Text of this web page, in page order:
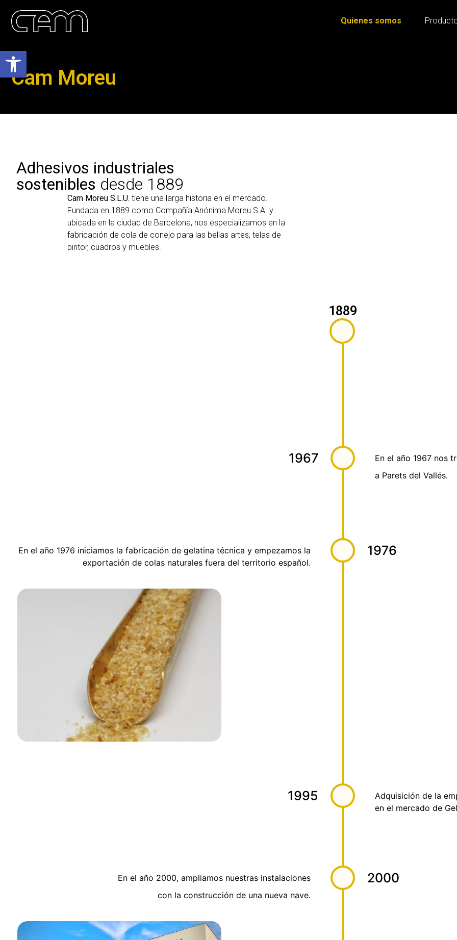
Quienes somos
Cam Moreu
Adhesivos industriales
sostenibles desde 1889
Cam Moreu S.L.U. tiene una larga historia en el mercado.
Fundada en 1889 como Compañía Anónima Moreu S.A. y
ubicada en la ciudad de Barcelona, nos especializamos en la
fabricación de cola de conejo para las bellas artes, telas de
pintor, cuadros y muebles.
1889
1967
En el año 1967 nos
a Parets del Vallés.
1976
En el año 1976 iniciamos la fabricación de gelatina técnica y empezamos la
exportación de colas naturales fuera del territorio español.
1995
Adquisición de la
en el mercado de
2000
En el año 2000, ampliamos nuestras instalaciones
con la construcción de una nueva nave.
Abrir barra de herramientas